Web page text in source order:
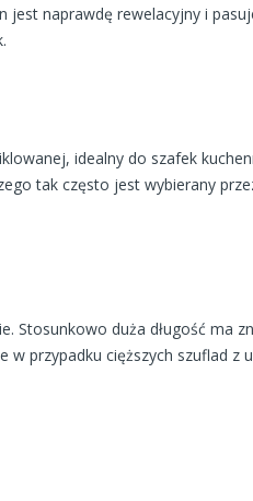
jest naprawdę rewelacyjny i
idealny do szafek
tak często jest wybierany
Stosunkowo duża długość ma
w przypadku cięższych szuflad z